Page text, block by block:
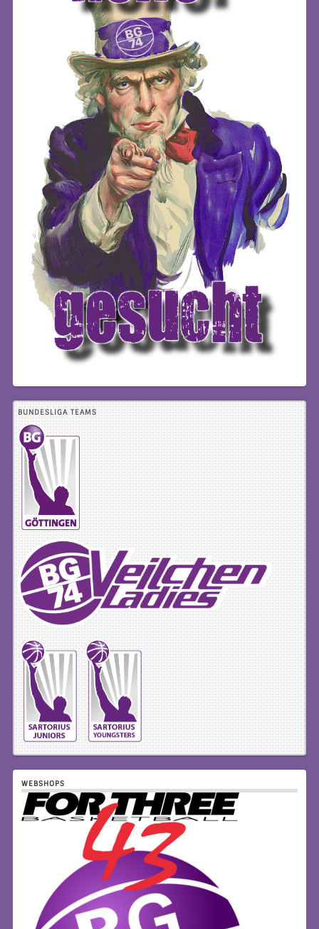
BUNDESLIGA TEAMS
WEBSHOPS